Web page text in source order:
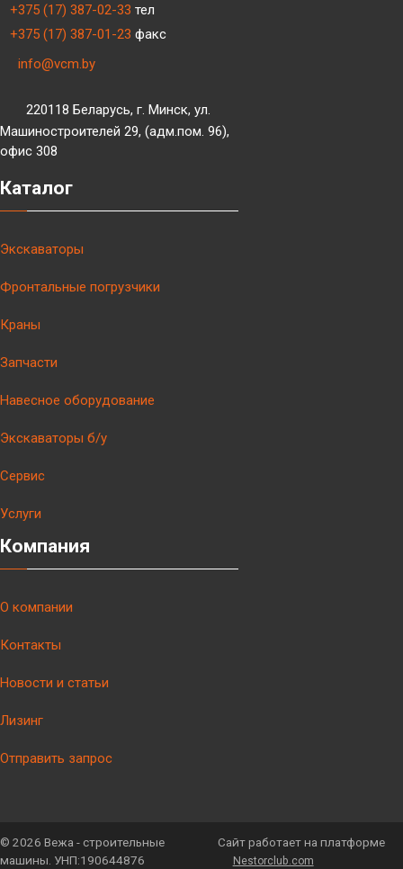
+375 (17) 387-02-33 тел
+375 (17) 387-01-23 факс
info@vcm.by
220118 Беларусь, г. Минск, ул.
Машиностроителей 29, (адм.пом. 96),
офис 308
Каталог
Экскаваторы
Фронтальные погрузчики
Краны
Запчасти
Навесное оборудование
Экскаваторы б/у
Сервис
Услуги
Компания
О компании
Контакты
Новости и статьи
Лизинг
Отправить запрос
© 2026 Вежа - строительные
машины. УНП:190644876
Сайт работает на платформе
Nestorclub.com